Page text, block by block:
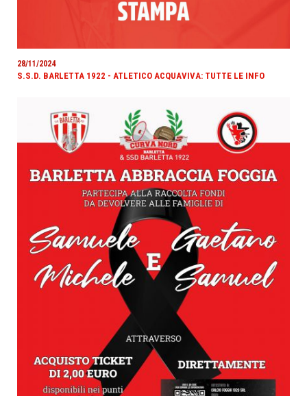
28/11/2024
S.S.D. BARLETTA 1922 - ATLETICO ACQUAVIVA: TUTTE LE INFO